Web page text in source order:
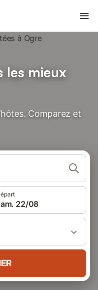
les mieux
Comparez et
22/08